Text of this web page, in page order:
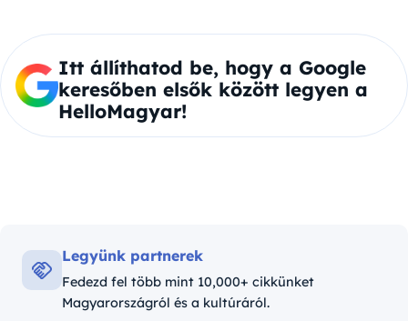
Itt állíthatod be, hogy a Google
keresőben elsők között legyen a
HelloMagyar!
Legyünk partnerek
Fedezd fel több mint 10,000+ cikkünket
Magyarországról és a kultúráról.